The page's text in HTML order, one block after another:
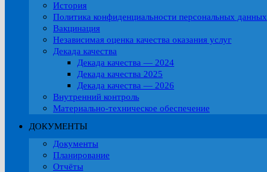
История
Политика конфиденциальности персональных данных
Вакцинация
Независимая оценка качества оказания услуг
Декада качества
Декада качества — 2024
Декада качества 2025
Декада качества — 2026
Внутренний контроль
Материально-техническое обеспечение
ДОКУМЕНТЫ
Документы
Планирование
Отчёты